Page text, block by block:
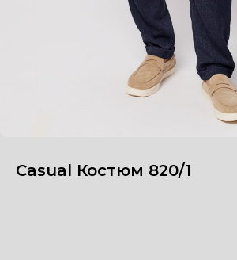
Casual Костюм 820/1